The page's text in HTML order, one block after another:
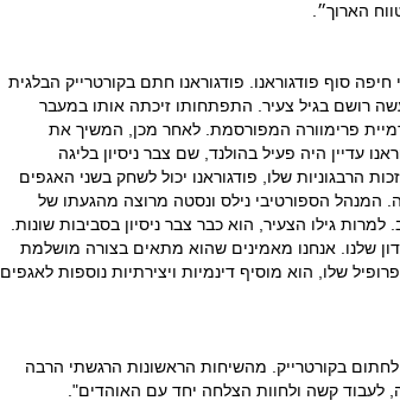
הארוך״.
סוף פודגוראנו. פודגוראנו חתם בקורטרייק הבלגית
חיפה, שם עשה רושם בגיל צעיר. התפתחותו זיכתה אותו במעבר
2020, שם היה חלק מאקדמיית פרימוורה המפורסמת. לאחר מכן, המשיך את
עדיין היה פעיל בהולנד, שם צבר ניסיון בליגה
הרבגוניות שלו, פודגוראנו יכול לשחק בשני האגפים
המנהל הספורטיבי נילס ונסטה מרוצה מהגעתו של
גילו הצעיר, הוא כבר צבר ניסיון בסביבות שונות.
שלנו. אנחנו מאמינים שהוא מתאים בצורה מושלמת
שלו, הוא מוסיף דינמיות ויצירתיות נוספות לאגפים
בקורטרייק. מהשיחות הראשונות הרגשתי הרבה
לעבוד קשה ולחוות הצלחה יחד עם האוהדים".